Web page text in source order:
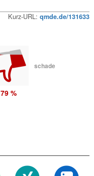
Kurz-URL: qmde.de/131633
schade
79 %